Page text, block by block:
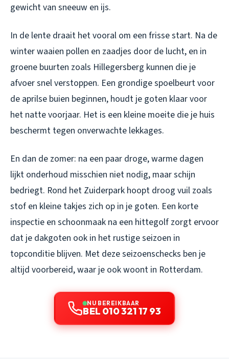
gewicht van sneeuw en ijs.
In de lente draait het vooral om een frisse start. Na de
winter waaien pollen en zaadjes door de lucht, en in
groene buurten zoals Hillegersberg kunnen die je
afvoer snel verstoppen. Een grondige spoelbeurt voor
de aprilse buien beginnen, houdt je goten klaar voor
het natte voorjaar. Het is een kleine moeite die je huis
beschermt tegen onverwachte lekkages.
En dan de zomer: na een paar droge, warme dagen
lijkt onderhoud misschien niet nodig, maar schijn
bedriegt. Rond het Zuiderpark hoopt droog vuil zoals
stof en kleine takjes zich op in je goten. Een korte
inspectie en schoonmaak na een hittegolf zorgt ervoor
dat je dakgoten ook in het rustige seizoen in
topconditie blijven. Met deze seizoenschecks ben je
altijd voorbereid, waar je ook woont in Rotterdam.
NU BEREIKBAAR
BEL 010 321 17 93